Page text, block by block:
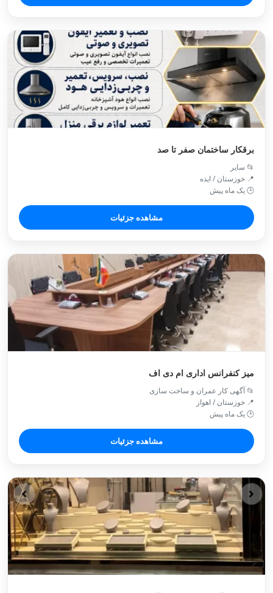
برقکار ساختمان صفر تا صد
📂 سایر
📍 خوزستان / ايذه
🕒 یک ماه پیش
مشاهده جزئیات
میز کنفرانس اداری ام دی اف
📂 آگهی کار عمران و ساخت سازی
📍 خوزستان / اهواز
🕒 یک ماه پیش
مشاهده جزئیات